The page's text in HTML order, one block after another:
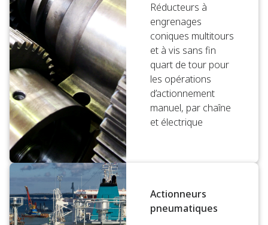
Réducteurs à
engrenages
coniques multitours
et à vis sans fin
quart de tour pour
les opérations
d’actionnement
manuel, par chaîne
et électrique
Actionneurs
pneumatiques